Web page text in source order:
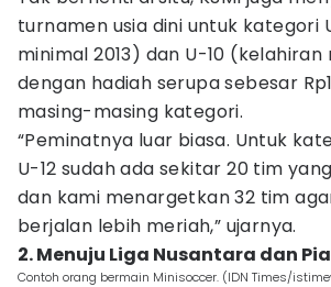
turnamen usia dini untuk kategori
minimal 2013) dan U-10 (kelahiran
dengan hadiah serupa sebesar
masing-masing kategori.
“Peminatnya luar biasa. Untuk
U-12 sudah ada sekitar 20 tim
dan kami menargetkan 32 tim
berjalan lebih meriah,” ujarnya.
2. Menuju Liga Nusantara dan
Contoh orang bermain Minisoccer. (IDN Times/